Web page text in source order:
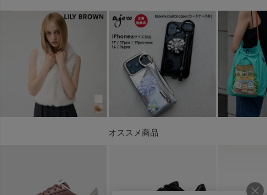
オススメ商品